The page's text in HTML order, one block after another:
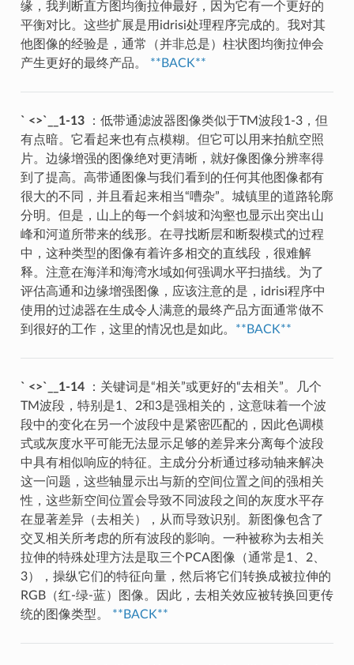
缘，我判断直方图均衡拉伸最好，因为它有一个更好的
平衡对比。这些扩展是用idrisi处理程序完成的。我对其
他图像的经验是，通常（并非总是）柱状图均衡拉伸会
产生更好的最终产品。 **BACK**
` <>`__1-13：低带通滤波器图像类似于TM波段1-3，但
有点暗。它看起来也有点模糊。但它可以用来拍航空照
片。边缘增强的图像绝对更清晰，就好像图像分辨率得
到了提高。高带通图像与我们看到的任何其他图像都有
很大的不同，并且看起来相当“嘈杂”。城镇里的道路轮廓
分明。但是，山上的每一个斜坡和沟壑也显示出突出山
峰和河道所带来的线形。在寻找断层和断裂模式的过程
中，这种类型的图像有着许多相交的直线段，很难解
释。注意在海洋和海湾水域如何强调水平扫描线。为了
评估高通和边缘增强图像，应该注意的是，idrisi程序中
使用的过滤器在生成令人满意的最终产品方面通常做不
到很好的工作，这里的情况也是如此。 **BACK**
` <>`__1-14：关键词是“相关”或更好的“去相关”。几个
TM波段，特别是1、2和3是强相关的，这意味着一个波
段中的变化在另一个波段中是紧密匹配的，因此色调模
式或灰度水平可能无法显示足够的差异来分离每个波段
中具有相似响应的特征。主成分分析通过移动轴来解决
这一问题，这些轴显示出与新的空间位置之间的强相关
性，这些新空间位置会导致不同波段之间的灰度水平存
在显著差异（去相关），从而导致识别。新图像包含了
交叉相关所考虑的所有波段的影响。一种被称为去相关
拉伸的特殊处理方法是取三个PCA图像（通常是1、2、
3），操纵它们的特征向量，然后将它们转换成被拉伸的
RGB（红-绿-蓝）图像。因此，去相关效应被转换回更传
统的图像类型。 **BACK**